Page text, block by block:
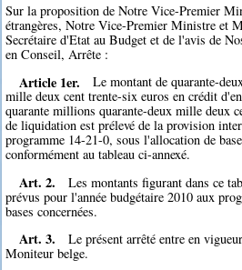
Sur la proposition de Notre Vice-Premier
étrangères, Notre Vice-Premier Ministre et
Secrétaire d'Etat au Budget et de l'avis de
en Conseil, Arrête :
Article 1er.
Le montant de quarante-
mille deux cent trente-six euros en crédit
quarante millions quarante-deux mille deux
de liquidation est prélevé de la provision
programme 14-21-0, sous l'allocation de
conformément au tableau ci-annexé.
Art. 2.
Les montants figurant dans ce
prévus pour l'année budgétaire 2010 aux
bases concernées.
Art. 3.
Le présent arrêté entre en
Moniteur belge.